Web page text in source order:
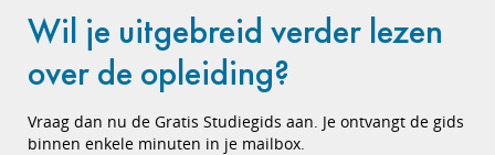
Wil je uitgebreid verder lezen
over de opleiding?
Vraag dan nu de Gratis Studiegids aan. Je ontvangt de gids
binnen enkele minuten in je mailbox.